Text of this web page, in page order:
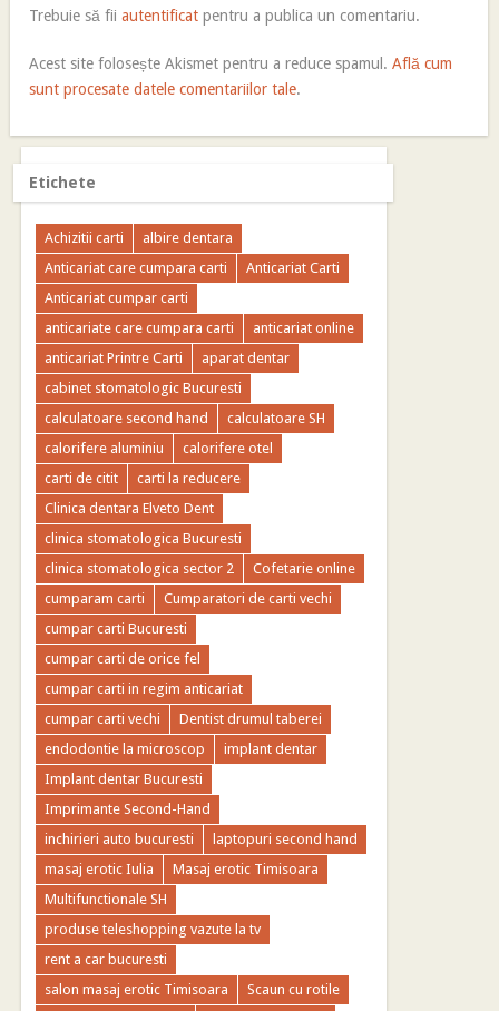
Trebuie să fiiautentificat pentru a publica un comentariu.
Acest site folosește Akismet pentru a reduce spamul.Află cum
sunt procesate datele comentariilor tale.
Etichete
Achizitii carti
albire dentara
Anticariat care cumpara carti
Anticariat Carti
Anticariat cumpar carti
anticariate care cumpara carti
anticariat online
anticariat Printre Carti
aparat dentar
cabinet stomatologic Bucuresti
calculatoare second hand
calculatoare SH
calorifere aluminiu
calorifere otel
carti de citit
carti la reducere
Clinica dentara Elveto Dent
clinica stomatologica Bucuresti
clinica stomatologica sector 2
Cofetarie online
cumparam carti
Cumparatori de carti vechi
cumpar carti Bucuresti
cumpar carti de orice fel
cumpar carti in regim anticariat
cumpar carti vechi
Dentist drumul taberei
endodontie la microscop
implant dentar
Implant dentar Bucuresti
Imprimante Second-Hand
inchirieri auto bucuresti
laptopuri second hand
masaj erotic Iulia
Masaj erotic Timisoara
Multifunctionale SH
produse teleshopping vazute la tv
rent a car bucuresti
salon masaj erotic Timisoara
Scaun cu rotile